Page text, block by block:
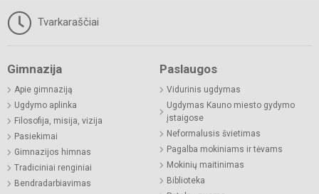
Tvarkaraščiai
Gimnazija
Apie gimnaziją
Ugdymo aplinka
Filosofija, misija, vizija
Pasiekimai
Gimnazijos himnas
Tradiciniai renginiai
Bendradarbiavimas
Paslaugos
Vidurinis ugdymas
Ugdymas Kauno miesto gydymo
įstaigose
Neformalusis švietimas
Pagalba mokiniams ir tėvams
Mokinių maitinimas
Biblioteka